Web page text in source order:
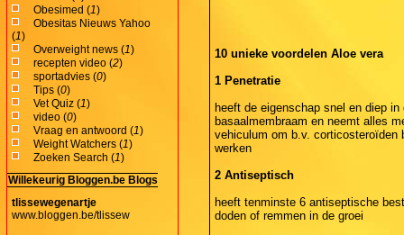
Obesimed (1)
Obesitas Nieuws Yahoo
(1)
Overweight news (1)
recepten video (2)
sportadvies (0)
Tips (0)
Vet Quiz (1)
video (0)
Vraag en antwoord (1)
Weight Watchers (1)
Zoeken Search (1)
Willekeurig Bloggen.be Blogs
tlissewegenartje
www.bloggen.be/tlissew
10 unieke voordelen Aloe vera
1 Penetratie
heeft de eigenschap snel en diep
basaalmembraam en neemt alles
vehiculum om b.v. corticosteroïden
werken
2 Antiseptisch
heeft tenminste 6 antiseptische
doden of remmen in de groei